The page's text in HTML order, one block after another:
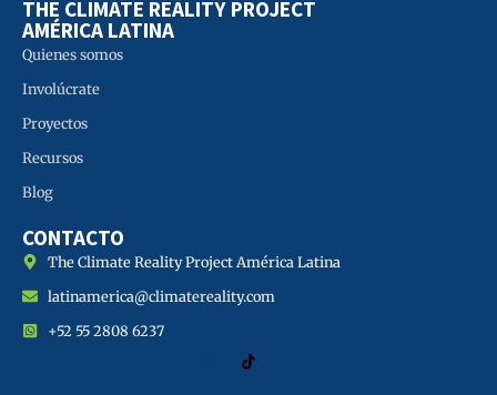
THE CLIMATE REALITY PROJECT
AMÉRICA LATINA
Quienes somos
Involúcrate
Proyectos
Recursos
Blog
CONTACTO
The Climate Reality Project América Latina
latinamerica@climatereality.com
+52 55 2808 6237